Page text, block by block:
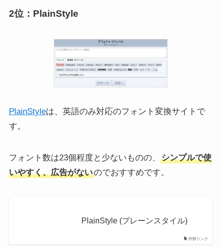
説
2位：PlainStyle
PlainStyleは、英語のみ対応のフォント変換サイトで
す。
フォント数は23個程度と少ないものの、
シンプルで使
いやすく、広告がないのでおすすめです。
外部リンク
PlainStyle (プレーンスタイル)